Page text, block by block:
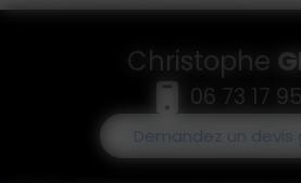
Christophe
06 73 17
Demandez un devis